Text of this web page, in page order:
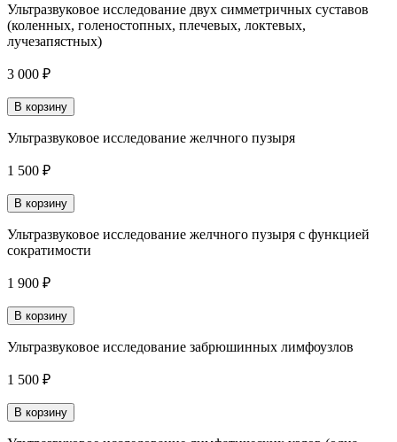
Ультразвуковое исследование двух симметричных суставов
(коленных, голеностопных, плечевых, локтевых,
лучезапястных)
3 000 ₽
В корзину
Ультразвуковое исследование желчного пузыря
1 500 ₽
В корзину
Ультразвуковое исследование желчного пузыря с функцией
сократимости
1 900 ₽
В корзину
Ультразвуковое исследование забрюшинных лимфоузлов
1 500 ₽
В корзину